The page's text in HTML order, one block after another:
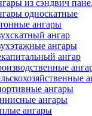
из сэндвич
односкатные
ангары
ангар
ангары
ангар
ангары
ангары
ангары